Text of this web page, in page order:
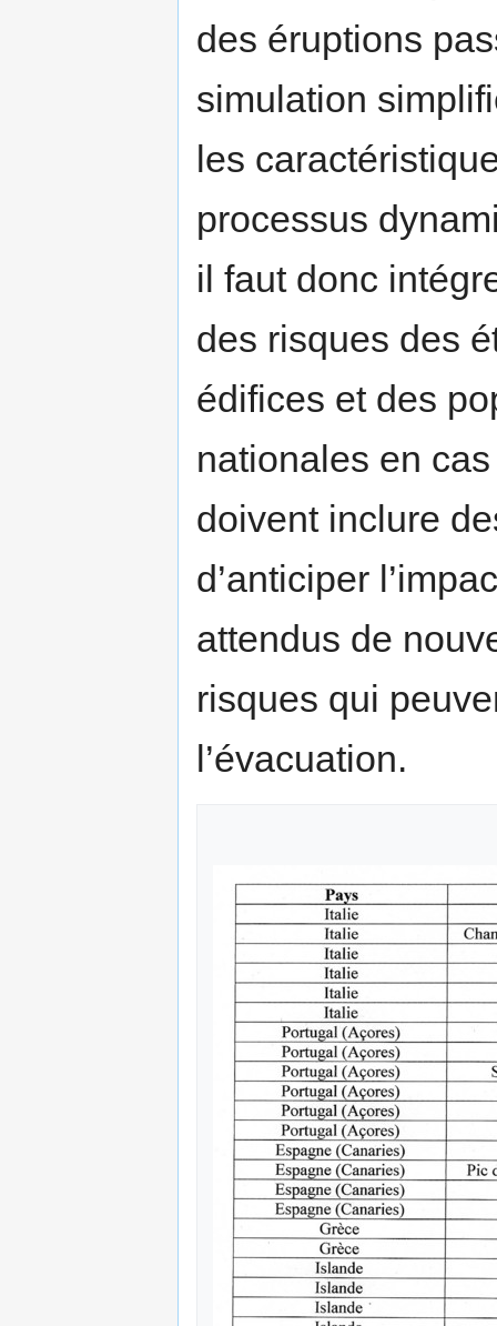
des éruptions
simulation
les
processus
il faut donc
des risques des
édifices et des
nationales en
doivent inclure
d’anticiper
attendus de
risques qui
l’évacuation.